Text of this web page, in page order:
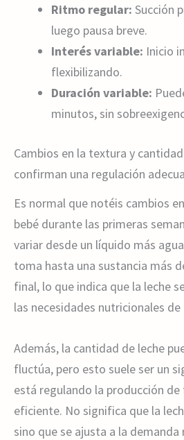
Ritmo regular: Succión
luego pausa breve.
Interés variable: Inicio
flexibilizando.
Duración variable:
minutos, sin
Cambios en la textura y
confirman una regulación
Es normal que notéis cambios
bebé durante las primeras
variar desde un líquido más
toma hasta una sustancia más
final, lo que indica que la leche
las necesidades nutricionales
Además, la cantidad de leche
fluctúa, pero esto suele ser un
está regulando la producción
eficiente. No significa que la
sino que se ajusta a la demanda